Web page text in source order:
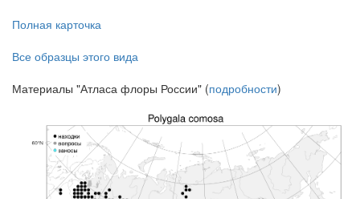
Полная карточка
Все образцы этого вида
Материалы "Атласа флоры России" (подробности)